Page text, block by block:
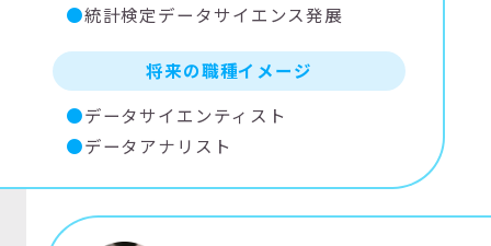
統計検定データサイエンス発展
将来の職種イメージ
データサイエンティスト
データアナリスト